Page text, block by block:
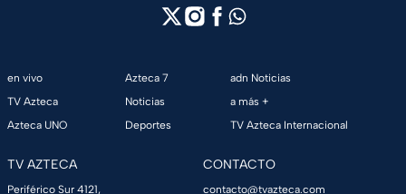
en vivo
TV Azteca
Azteca UNO
Azteca 7
Noticias
Deportes
adn Noticias
a más +
TV Azteca Internacional
TV AZTECA
Periférico Sur 4121,
CONTACTO
contacto@tvazteca.com